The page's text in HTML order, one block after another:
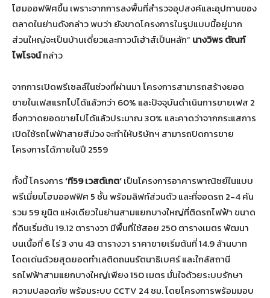
โฮมออฟฟิศขึ้น เพราะจากการลงพื้นที่สำรวจอุปสงค์และอุปทานของ
ตลาดในย่านดังกล่าว พบว่า ยังขาดโครงการในรูปแบบนี้อยู่มาก
ส่วนใหญ่จะเป็นบ้านเดี่ยวและทาวน์เฮ้าส์เป็นหลัก” นางวิพร ตัณฑ์
ไพโรจน์กล่าว
จากการเปิดพรีเซลล์ในช่วงที่ผ่านมา โครงการสามารถสร้างยอด
ขายในเฟสแรกไปได้แล้วกว่า 60% และปัจจุบันดำเนินการขายเฟส 2
ซึ่งกวาดยอดขายไปได้แล้วประมาณ 30% และคาดว่าจากกระแสการ
เปิดใช้รถไฟฟ้าสายสีม่วง จะทำให้บริษัทฯ สามารถปิดการขาย
โครงการได้ภายในปี 2559
ทั้งนี้ โครงการ‘ที59 เวสต์เกต’เป็นโครงการอาคารพาณิชย์ในแบบ
พรีเมี่ยมโฮมออฟฟิศ 5 ชั้น พร้อมลิฟท์ส่วนตัว และที่จอดรถ 2-4 คัน
รวม 59 ยูนิต แห่งเดียวในย่านสามแยกบางใหญ่ที่ติดรถไฟฟ้า ขนาด
ที่ดินเริ่มต้น 19.12 ตารางวา มีพื้นที่ใช้สอย 250 ตารางเมตร พัฒนา
บนเนื้อที่ 6 ไร่ 3 งาน 43 ตารางวา ราคาขายเริ่มต้นที่ 14.9 ล้านบาท
โดดเด่นด้วยสุดยอดทำเลติดถนนรัตนาธิเบศร์ และใกล้สถานี
รถไฟฟ้าสามแยกบางใหญ่เพียง 150 เมตร มั่นใจด้วยระบบรักษา
ความปลอดภัย พร้อมระบบ CCTV 24 ชม. โดยโครงการพร้อมมอบ